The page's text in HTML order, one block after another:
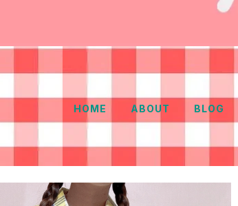
HOME ABOUT BLOG